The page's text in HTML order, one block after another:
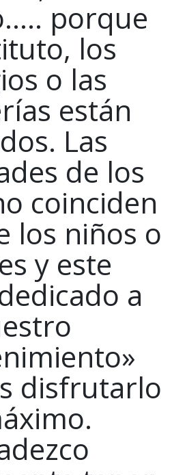
porque
los
o las
están
Las
de los
coinciden
los niños o
y este
a
disfrutarlo